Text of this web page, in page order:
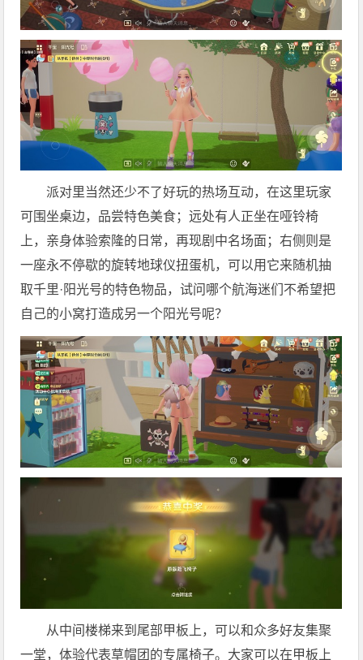
派对里当然还少不了好玩的热场互动，在这里玩家
可围坐桌边，品尝特色美食；远处有人正坐在哑铃椅
上，亲身体验索隆的日常，再现剧中名场面；右侧则是
一座永不停歇的旋转地球仪扭蛋机，可以用它来随机抽
取千里·阳光号的特色物品，试问哪个航海迷们不希望把
自己的小窝打造成另一个阳光号呢？
从中间楼梯来到尾部甲板上，可以和众多好友集聚
一堂，体验代表草帽团的专属椅子。大家可以在甲板上